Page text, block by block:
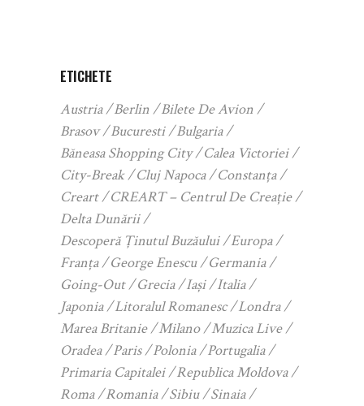
ETICHETE
Austria Berlin
Bilete De Avion
Brasov
Bucuresti
Bulgaria
Băneasa Shopping City
Calea Victoriei
City-Break
Cluj Napoca
Constanța
Creart
CREART – Centrul De Creație
Delta Dunării
Descoperă Ținutul Buzăului
Europa
Franța
George Enescu
Germania
Going-Out
Grecia Iași
Italia
Japonia
Litoralul Romanesc
Londra
Marea Britanie
Milano
Muzica Live
Oradea
Paris Polonia
Portugalia
Primaria Capitalei
Republica Moldova
Roma
Romania Sibiu
Sinaia